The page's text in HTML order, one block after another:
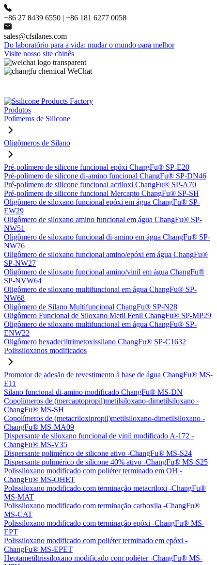
+86 27 8439 6550 | +86 181 6277 0058
sales@cfsilanes.com
Do laboratório para a vida: mudar o mundo para melhor
Visite nosso site chinês
Produtos
Polímeros de Silicone
Oligômeros de Silano
Pré-polímero de silicone funcional epóxi ChangFu® SP-E20
Pré-polímero de silicone di-amino funcional ChangFu® SP-DN46
Pré-polímero de silicone funcional acriloxi ChangFu® SP-A70
Pré-polímero de silicone funcional Mercapto ChangFu® SP-SH
Oligômero de siloxano funcional epóxi em água ChangFu® SP-
EW29
Oligômero de siloxano amino funcional em água ChangFu® SP-
NW51
Oligômero de siloxano funcional di-amino em água ChangFu® SP-
NW76
Oligômero de siloxano funcional amino/epóxi em água ChangFu®
SP-NW27
Oligômero de siloxano funcional amino/vinil em água ChangFu®
SP-NVW64
Oligômero de siloxano multifuncional em água ChangFu® SP-
NW68
Oligômero de Silano Multifuncional ChangFu® SP-N28
Oligômero Funcional de Siloxano Metil Fenil ChangFu® SP-MP29
Oligômero de siloxano multifuncional em água ChangFu® SP-
ENW22
Oligômero hexadeciltrimetoxissilano ChangFu® SP-C1632
Polissiloxanos modificados
Promotor de adesão de revestimento à base de água ChangFu® MS-
E11
Silano funcional di-amino modificado ChangFu® MS-DN
Copolímeros de (mercaptopropil)metilsiloxano-dimetilsiloxano -
ChangFu® MS-SH
Copolímeros de (metacriloxipropil)metilsiloxano-dimetilsiloxano -
ChangFu® MS-MA09
Dispersante de siloxano funcional de vinil modificado A-172 -
ChangFu® MS-V35
Dispersante polimérico de silicone ativo -ChangFu® MS-S24
Dispersante polimérico de silicone 40% ativo -ChangFu® MS-S25
Polissiloxano modificado com poliéter terminado em OH -
ChangFu® MS-OHET
Polissiloxano modificado com terminação metacriloxi -ChangFu®
MS-MAT
Polissiloxano modificado com terminação carboxila -ChangFu®
MS-CAT
Polissiloxano modificado com terminação epóxi -ChangFu® MS-
EPT
Polissiloxano modificado com poliéter terminado em epóxi -
ChangFu® MS-EPET
Heptametiltrissiloxano modificado com poliéter -ChangFu® MS-